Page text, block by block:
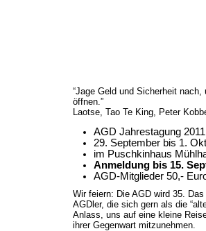
“Jage Geld und Sicherheit
öffnen.”
Laotse, Tao Te King, Peter
AGD Jahrestagung 2011
29. September bis 1.
im Puschkinhaus
Anmeldung bis 15.
AGD-Mitglieder 50,-
Wir feiern: Die AGD wird 35.
AGDler, die sich gern als die
Anlass, uns auf eine kleine
ihrer Gegenwart mitzunehmen.